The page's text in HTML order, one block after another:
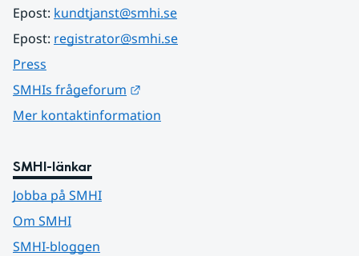
Epost: kundtjanst@smhi.se
Epost: registrator@smhi.se
Press
SMHIs frågeforum
Mer kontaktinformation
SMHI-länkar
Jobba på SMHI
Om SMHI
SMHI-bloggen